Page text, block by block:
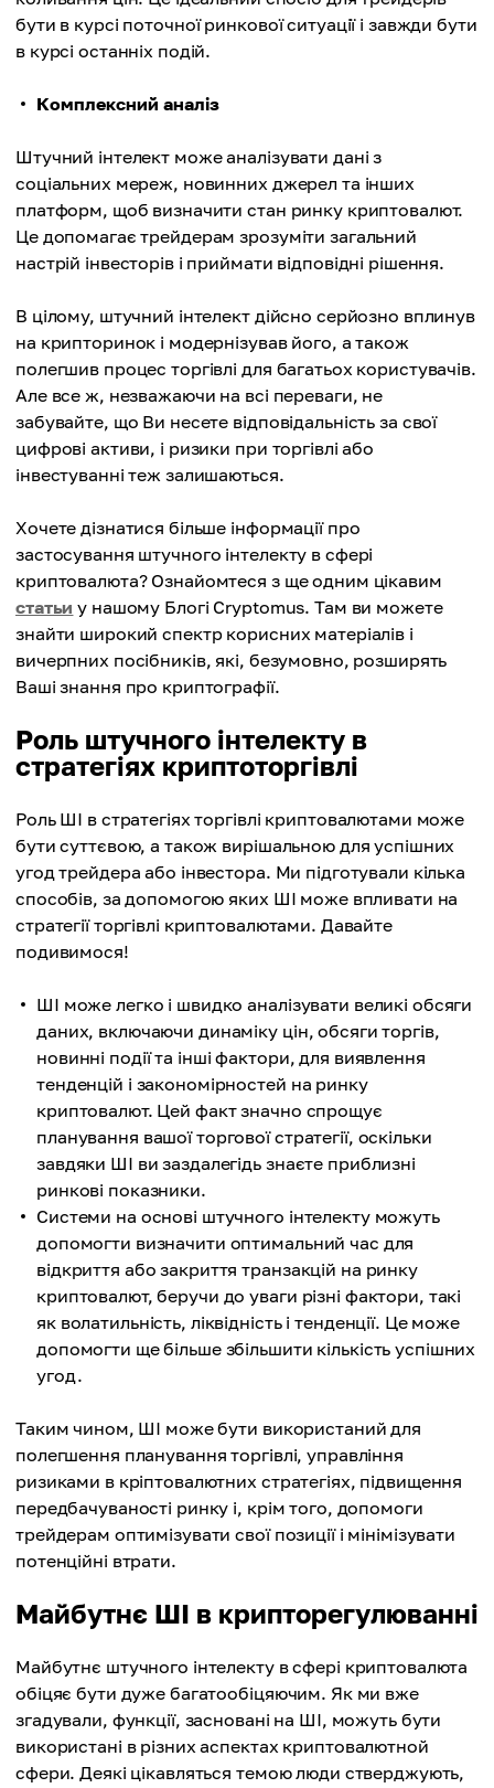
бути в курсі поточної ринкової ситуації і завжди бути
в курсі останніх подій.
Комплексний аналіз
Штучний інтелект може аналізувати дані з
соціальних мереж, новинних джерел та інших
платформ, щоб визначити стан ринку криптовалют.
Це допомагає трейдерам зрозуміти загальний
настрій інвесторів і приймати відповідні рішення.
В цілому, штучний інтелект дійсно серйозно вплинув
на крипторинок і модернізував його, а також
полегшив процес торгівлі для багатьох користувачів.
Але все ж, незважаючи на всі переваги, не
забувайте, що Ви несете відповідальність за свої
цифрові активи, і ризики при торгівлі або
інвестуванні теж залишаються.
Хочете дізнатися більше інформації про
застосування штучного інтелекту в сфері
криптовалюта? Ознайомтеся з ще одним цікавим
статьи у нашому Блогі Cryptomus. Там ви можете
знайти широкий спектр корисних матеріалів і
вичерпних посібників, які, безумовно, розширять
Ваші знання про криптографії.
Роль штучного інтелекту в
стратегіях криптоторгівлі
Роль ШІ в стратегіях торгівлі криптовалютами може
бути суттєвою, а також вирішальною для успішних
угод трейдера або інвестора. Ми підготували кілька
способів, за допомогою яких ШІ може впливати на
стратегії торгівлі криптовалютами. Давайте
подивимося!
ШІ може легко і швидко аналізувати великі обсяги
даних, включаючи динаміку цін, обсяги торгів,
новинні події та інші фактори, для виявлення
тенденцій і закономірностей на ринку
криптовалют. Цей факт значно спрощує
планування вашої торгової стратегії, оскільки
завдяки ШІ ви заздалегідь знаєте приблизні
ринкові показники.
Системи на основі штучного інтелекту можуть
допомогти визначити оптимальний час для
відкриття або закриття транзакцій на ринку
криптовалют, беручи до уваги різні фактори, такі
як волатильність, ліквідність і тенденції. Це може
допомогти ще більше збільшити кількість успішних
угод.
Таким чином, ШІ може бути використаний для
полегшення планування торгівлі, управління
ризиками в кріптовалютних стратегіях, підвищення
передбачуваності ринку і, крім того, допомоги
трейдерам оптимізувати свої позиції і мінімізувати
потенційні втрати.
Майбутнє ШІ в крипторегулюванні
Майбутнє штучного інтелекту в сфері криптовалюта
обіцяє бути дуже багатообіцяючим. Як ми вже
згадували, функції, засновані на ШІ, можуть бути
використані в різних аспектах криптовалютной
сфери. Деякі цікавляться темою люди стверджують,